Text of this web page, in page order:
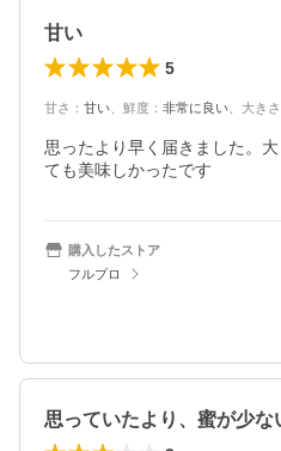
甘い
5
甘さ ： 甘い 鮮度 ： 非常に良い 大きさ
思ったより早く届きました。
ても美味しかったです
購入したストア
フルプロ